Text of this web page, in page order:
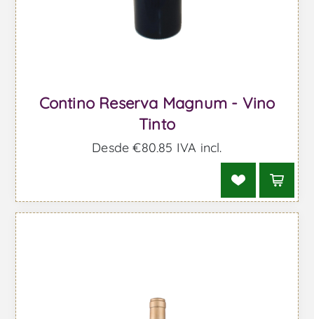
Contino Reserva Magnum - Vino
Tinto
Desde €80,85 IVA incl.